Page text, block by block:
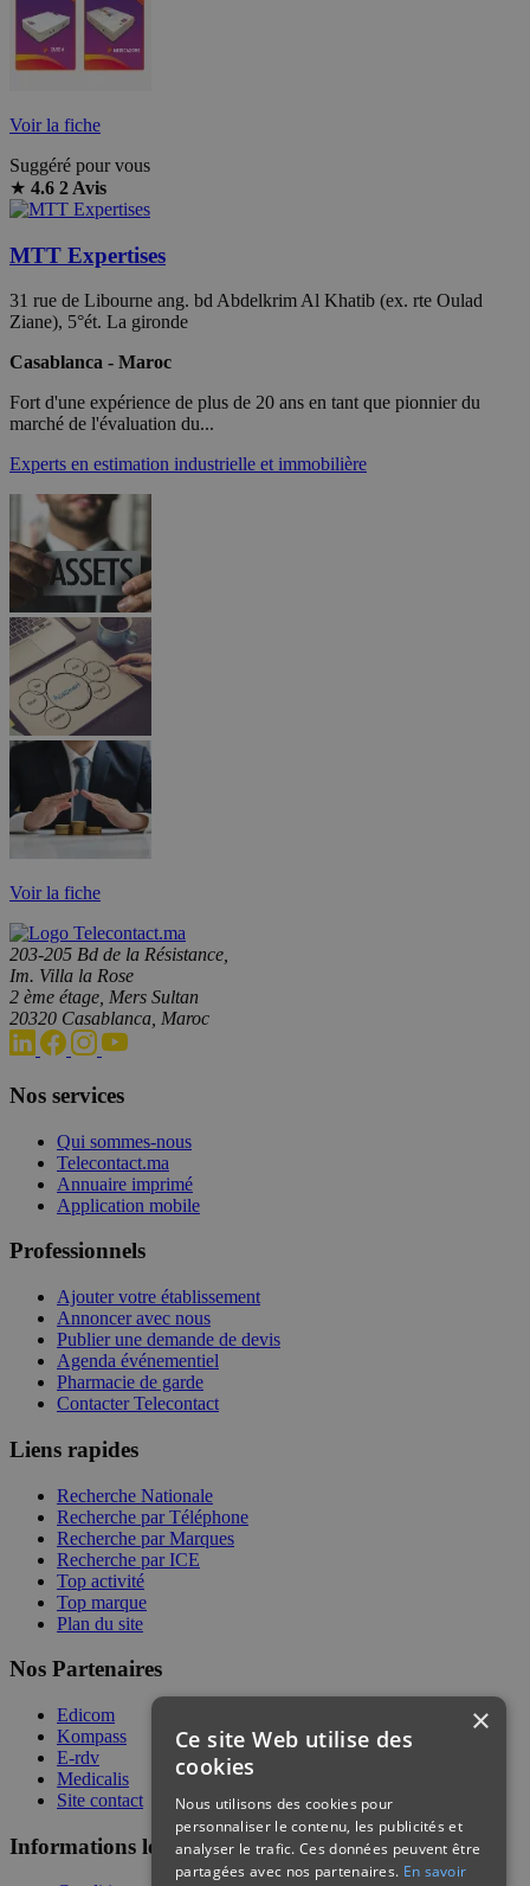
Voir la fiche
Suggéré pour vous
★ 4.6 2 Avis
MTT Expertises
31 rue de Libourne ang. bd Abdelkrim Al Khatib (ex. rte Oulad
Ziane), 5°ét. La gironde
Casablanca - Maroc
Fort d'une expérience de plus de 20 ans en tant que pionnier du
marché de l'évaluation du...
Experts en estimation industrielle et immobilière
Voir la fiche
203-205 Bd de la Résistance,
Im. Villa la Rose
2 ème étage, Mers Sultan
20320 Casablanca, Maroc
Nos services
Qui sommes-nous
Telecontact.ma
Annuaire imprimé
Application mobile
Professionnels
Ajouter votre établissement
Annoncer avec nous
Publier une demande de devis
Agenda événementiel
Pharmacie de garde
Contacter Telecontact
Liens rapides
Recherche Nationale
Recherche par Téléphone
Recherche par Marques
Recherche par ICE
Top activité
Top marque
Plan du site
Nos Partenaires
Edicom
Kompass
E-rdv
Medicalis
Site contact
Informations légales
×
Ce site Web utilise des
cookies
Nous utilisons des cookies pour
personnaliser le contenu, les publicités et
analyser le trafic. Ces données peuvent être
partagées avec nos partenaires. En savoir